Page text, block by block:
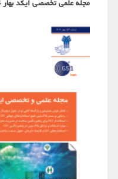
مجله علمی تخصصی ایکد بهار 1404